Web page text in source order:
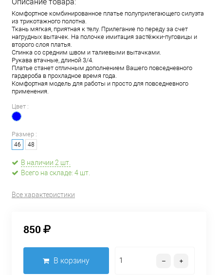
Комфортное комбинированное платье полуприлегающего силуэта
из трикотажного полотна.
Ткань мягкая, приятная к телу. Прилегание по переду за счет
нагрудных вытачек. На полочке имитация застёжки-пуговицы и
второго слоя платья.
Спинка со средним швом и талиевыми вытачками.
Рукава втачные, длиной 3/4.
Платье станет отличным дополнением Вашего повседневного
гардероба в прохладное время года.
Комфортная модель для работы и просто для повседневного
применения.
Цвет :
Размер :
46 48
В наличии 2 шт.
Всего на складе: 4 шт.
Все характеристики
850
В корзину